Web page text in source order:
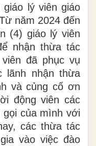
lý viên giáo
năm 2024 đến
(4) giáo lý viên
nhận thừa tác
đã phục vụ
lãnh nhận thừa
và củng cố ơn
động viên các
gọi của mình với
các thừa tác
vào việc đào